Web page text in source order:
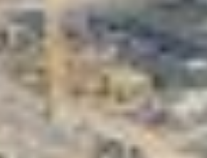
Ohje
English